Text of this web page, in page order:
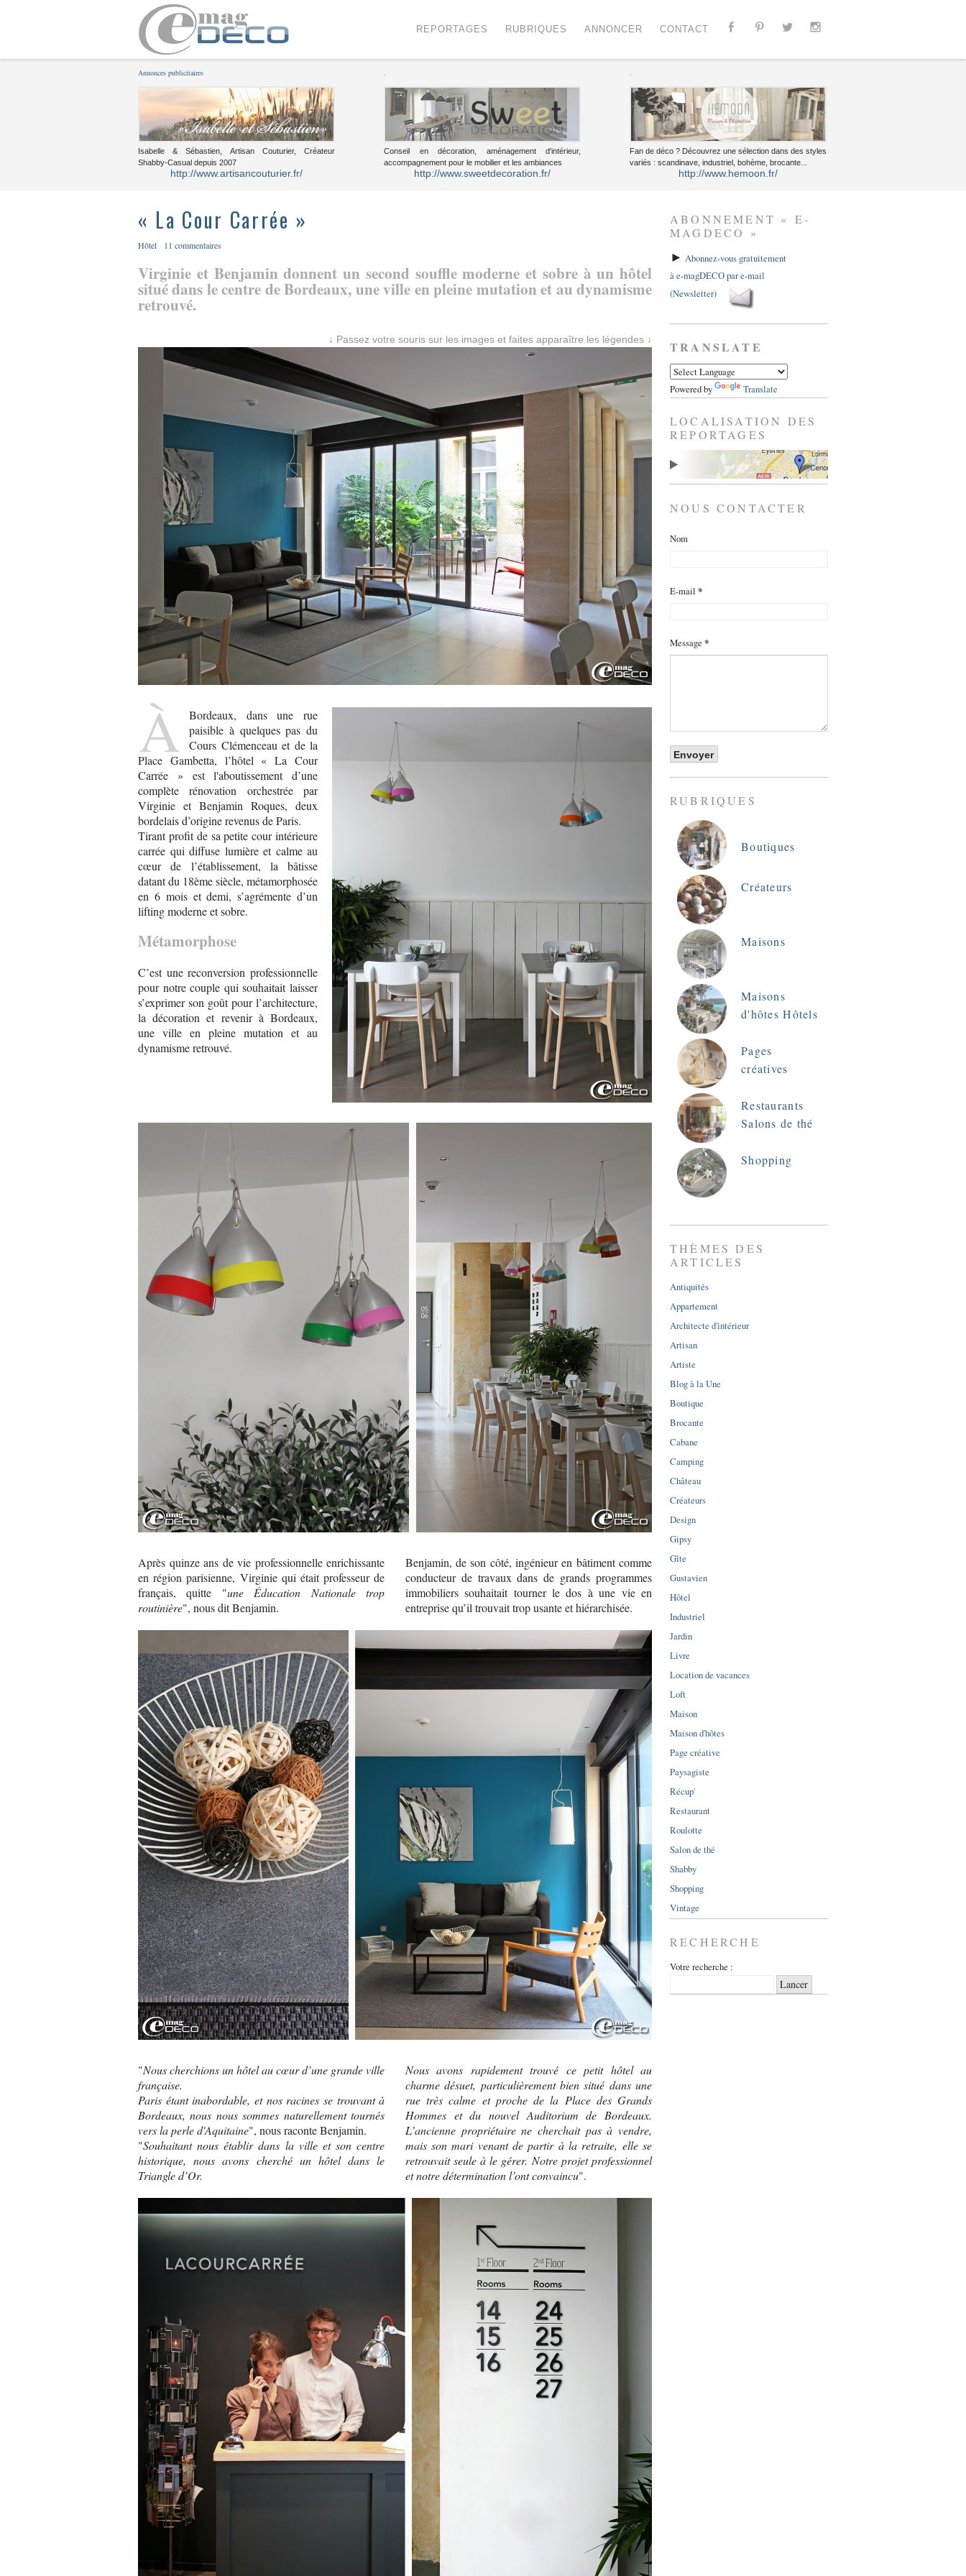
REPORTAGES RUBRIQUES ANNONCER CONTACT
Annonces publicitaires
Isabelle & Sébastien, Artisan Couturier, Créateur
Shabby-Casual depuis 2007
http://www.artisancouturier.fr/
Conseil en décoration, aménagement d'intérieur,
accompagnement pour le mobilier et les ambiances
http://www.sweetdecoration.fr/
Fan de déco ? Découvrez une sélection dans des styles
variés : scandinave, industriel, bohème, brocante...
http://www.hemoon.fr/
« La Cour Carrée »
Hôtel 11 commentaires
Virginie et Benjamin donnent un second souffle moderne et sobre à un hôtel
situé dans le centre de Bordeaux, une ville en pleine mutation et au dynamisme
retrouvé.
↓ Passez votre souris sur les images et faites apparaître les légendes ↓
À
Bordeaux, dans une rue
paisible à quelques pas du
Cours Clémenceau et de la
Place Gambetta, l’hôtel « La Cour
Carrée » est l'aboutissement d’une
complète rénovation orchestrée par
Virginie et Benjamin Roques, deux
bordelais d’origine revenus de Paris.
Tirant profit de sa petite cour intérieure
carrée qui diffuse lumière et calme au
cœur de l’établissement, la bâtisse
datant du 18ème siècle, métamorphosée
en 6 mois et demi, s’agrémente d’un
lifting moderne et sobre.
Métamorphose
C’est une reconversion professionnelle
pour notre couple qui souhaitait laisser
s’exprimer son goût pour l’architecture,
la décoration et revenir à Bordeaux,
une ville en pleine mutation et au
dynamisme retrouvé.
Après quinze ans de vie professionnelle enrichissante
en région parisienne, Virginie qui était professeur de
français, quitte "une Éducation Nationale trop
routinière", nous dit Benjamin.
Benjamin, de son côté, ingénieur en bâtiment comme
conducteur de travaux dans de grands programmes
immobiliers souhaitait tourner le dos à une vie en
entreprise qu’il trouvait trop usante et hiérarchisée.
"Nous cherchions un hôtel au cœur d’une grande ville
française.
Paris étant inabordable, et nos racines se trouvant à
Bordeaux, nous nous sommes naturellement tournés
vers la perle d'Aquitaine", nous raconte Benjamin.
"Souhaitant nous établir dans la ville et son centre
historique, nous avons cherché un hôtel dans le
Triangle d’Or.
Nous avons rapidement trouvé ce petit hôtel au
charme désuet, particulièrement bien situé dans une
rue très calme et proche de la Place des Grands
Hommes et du nouvel Auditorium de Bordeaux.
L’ancienne propriétaire ne cherchait pas à vendre,
mais son mari venant de partir à la retraite, elle se
retrouvait seule à le gérer. Notre projet professionnel
et notre détermination l’ont convaincu".
ABONNEMENT « E-
MAGDECO »
► Abonnez-vous gratuitement
à e-magDECO par e-mail
(Newsletter)
TRANSLATE
Powered by Translate
LOCALISATION DES
REPORTAGES
NOUS CONTACTER
Nom
E-mail *
Message *
RUBRIQUES
Boutiques
Créateurs
Maisons
Maisons
d'hôtes Hôtels
Pages
créatives
Restaurants
Salons de thé
Shopping
THÈMES DES
ARTICLES
Antiquités
Appartement
Architecte d'intérieur
Artisan
Artiste
Blog à la Une
Boutique
Brocante
Cabane
Camping
Château
Créateurs
Design
Gipsy
Gîte
Gustavien
Hôtel
Industriel
Jardin
Livre
Location de vacances
Loft
Maison
Maison d'hôtes
Page créative
Paysagiste
Récup'
Restaurant
Roulotte
Salon de thé
Shabby
Shopping
Vintage
RECHERCHE
Votre recherche :